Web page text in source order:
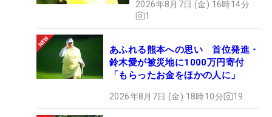
2026年8月7日 (金) 16時14分
1
あふれる熊本への思い 首位発進・
鈴木愛が被災地に1000万円寄付
「もらったお金をほかの人に」
2026年8月7日 (金) 18時10分 19